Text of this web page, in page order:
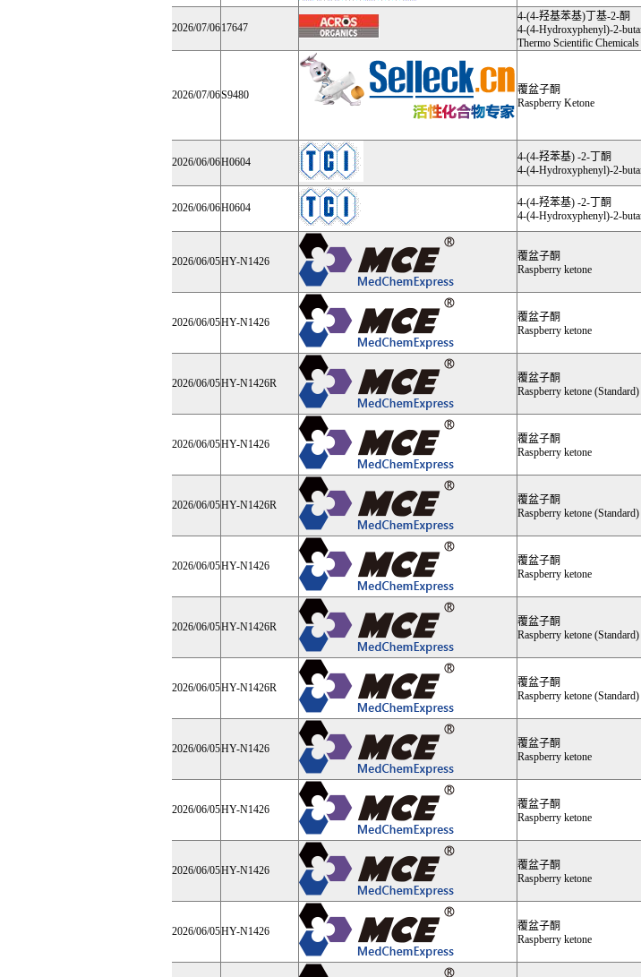
2026/07/0617647
4-(4-羟基苯基)丁基-2-酮
4-(4-Hydroxyphenyl)-2-
Thermo Scientific Chemicals
2026/07/06S9480
覆盆子酮
Raspberry Ketone
2026/06/06H0604
4-(4-羟苯基) -2-丁酮
4-(4-Hydroxyphenyl)-2-
2026/06/06H0604
4-(4-羟苯基) -2-丁酮
4-(4-Hydroxyphenyl)-2-
2026/06/05HY-N1426
覆盆子酮
Raspberry ketone
2026/06/05HY-N1426
覆盆子酮
Raspberry ketone
2026/06/05HY-N1426R
覆盆子酮
Raspberry ketone (Standard)
2026/06/05HY-N1426
覆盆子酮
Raspberry ketone
2026/06/05HY-N1426R
覆盆子酮
Raspberry ketone (Standard)
2026/06/05HY-N1426
覆盆子酮
Raspberry ketone
2026/06/05HY-N1426R
覆盆子酮
Raspberry ketone (Standard)
2026/06/05HY-N1426R
覆盆子酮
Raspberry ketone (Standard)
2026/06/05HY-N1426
覆盆子酮
Raspberry ketone
2026/06/05HY-N1426
覆盆子酮
Raspberry ketone
2026/06/05HY-N1426
覆盆子酮
Raspberry ketone
2026/06/05HY-N1426
覆盆子酮
Raspberry ketone